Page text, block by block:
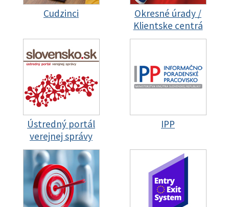
Cudzinci
Okresné úrady /
Klientske centrá
Ústredný portál
verejnej správy
IPP